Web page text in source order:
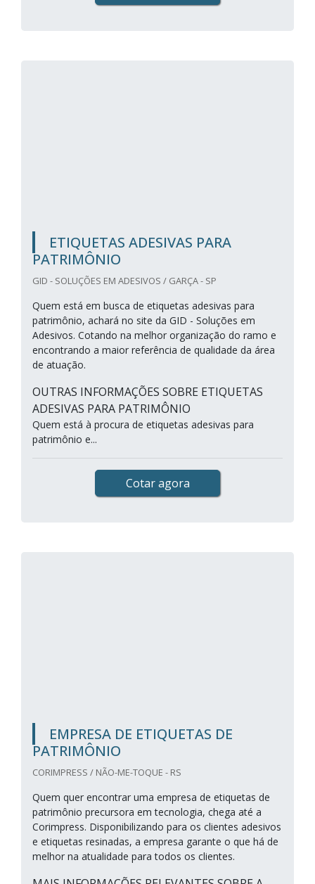
ETIQUETAS ADESIVAS PARA
PATRIMÔNIO
GID - SOLUÇÕES EM ADESIVOS / GARÇA - SP
Quem está em busca de etiquetas adesivas para
patrimônio, achará no site da GID - Soluções em
Adesivos. Cotando na melhor organização do ramo e
encontrando a maior referência de qualidade da área
de atuação.
OUTRAS INFORMAÇÕES SOBRE ETIQUETAS
ADESIVAS PARA PATRIMÔNIO
Quem está à procura de etiquetas adesivas para
patrimônio e...
Cotar agora
EMPRESA DE ETIQUETAS DE
PATRIMÔNIO
CORIMPRESS / NÃO-ME-TOQUE - RS
Quem quer encontrar uma empresa de etiquetas de
patrimônio precursora em tecnologia, chega até a
Corimpress. Disponibilizando para os clientes adesivos
e etiquetas resinadas, a empresa garante o que há de
melhor na atualidade para todos os clientes.